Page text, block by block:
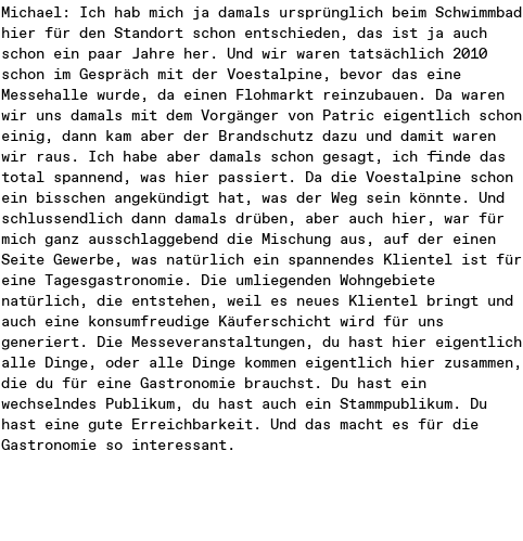
Michael: Ich hab mich ja damals ursprünglich beim Schwimmbad
hier für den Standort schon entschieden, das ist ja auch
schon ein paar Jahre her. Und wir waren tatsächlich 2010
schon im Gespräch mit der Voestalpine, bevor das eine
Messehalle wurde, da einen Flohmarkt reinzubauen. Da waren
wir uns damals mit dem Vorgänger von Patric eigentlich schon
einig, dann kam aber der Brandschutz dazu und damit waren
wir raus. Ich habe aber damals schon gesagt, ich finde das
total spannend, was hier passiert. Da die Voestalpine schon
ein bisschen angekündigt hat, was der Weg sein könnte. Und
schlussendlich dann damals drüben, aber auch hier, war für
mich ganz ausschlaggebend die Mischung aus, auf der einen
Seite Gewerbe, was natürlich ein spannendes Klientel ist für
eine Tagesgastronomie. Die umliegenden Wohngebiete
natürlich, die entstehen, weil es neues Klientel bringt und
auch eine konsumfreudige Käuferschicht wird für uns
generiert. Die Messeveranstaltungen, du hast hier eigentlich
alle Dinge, oder alle Dinge kommen eigentlich hier zusammen,
die du für eine Gastronomie brauchst. Du hast ein
wechselndes Publikum, du hast auch ein Stammpublikum. Du
hast eine gute Erreichbarkeit. Und das macht es für die
Gastronomie so interessant.